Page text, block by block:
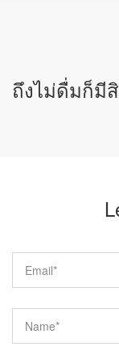
ถึงไม่ดื่มก็มี